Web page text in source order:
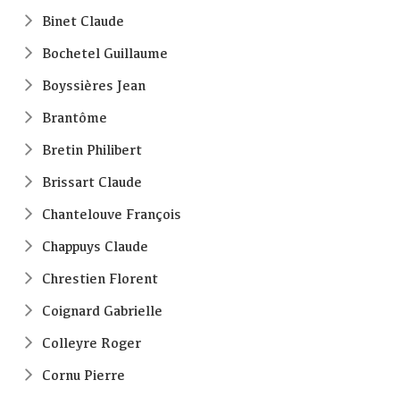
Binet Claude
Bochetel Guillaume
Boyssières Jean
Brantôme
Bretin Philibert
Brissart Claude
Chantelouve François
Chappuys Claude
Chrestien Florent
Coignard Gabrielle
Colleyre Roger
Cornu Pierre